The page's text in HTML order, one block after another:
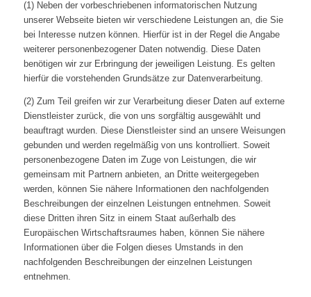
(1) Neben der vorbeschriebenen informatorischen Nutzung
unserer Webseite bieten wir verschiedene Leistungen an, die Sie
bei Interesse nutzen können. Hierfür ist in der Regel die Angabe
weiterer personenbezogener Daten notwendig. Diese Daten
benötigen wir zur Erbringung der jeweiligen Leistung. Es gelten
hierfür die vorstehenden Grundsätze zur Datenverarbeitung.
(2) Zum Teil greifen wir zur Verarbeitung dieser Daten auf externe
Dienstleister zurück, die von uns sorgfältig ausgewählt und
beauftragt wurden. Diese Dienstleister sind an unsere Weisungen
gebunden und werden regelmäßig von uns kontrolliert. Soweit
personenbezogene Daten im Zuge von Leistungen, die wir
gemeinsam mit Partnern anbieten, an Dritte weitergegeben
werden, können Sie nähere Informationen den nachfolgenden
Beschreibungen der einzelnen Leistungen entnehmen. Soweit
diese Dritten ihren Sitz in einem Staat außerhalb des
Europäischen Wirtschaftsraumes haben, können Sie nähere
Informationen über die Folgen dieses Umstands in den
nachfolgenden Beschreibungen der einzelnen Leistungen
entnehmen.